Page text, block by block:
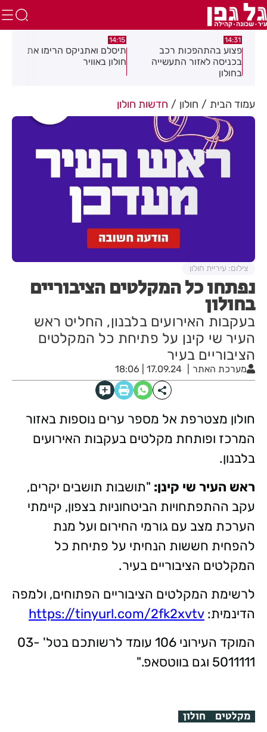
14:31
פצוע בהתהפכות רכב
בכניסה לאזור התעשייה
בחולון
14:15
תיסלם ואתניקס הרימו את
חולון באוויר
עמוד הבית חולון חדשות חולון
נפתחו כל המקלטים הציבוריים
בחולון
בעקבות האירועים בלבנון, החליט ראש
העיר שי קינן על פתיחת כל המקלטים
הציבוריים בעיר
מערכת האתר 17.09.24 | 18:06
צילום: עיריית חולון
חולון מצטרפת אל מספר ערים נוספות באזור
המרכז ופותחת מקלטים בעקבות האירועים
בלבנון.
ראש העיר שי קינן: "תושבות תושבים יקרים,
עקב ההתפתחויות הביטחוניות בצפון, קיימתי
הערכת מצב עם גורמי החירום ועל מנת
להפחית חששות הנחיתי על פתיחת כל
המקלטים הציבוריים בעיר.
לרשימת המקלטים הציבוריים הפתוחים, ולמפה
הדינמית: https://tinyurl.com/2fk2xvtv
המוקד העירוני 106 עומד לרשותכם בטל' 03-
5011111 וגם בווטסאפ."
מקלטים חולון